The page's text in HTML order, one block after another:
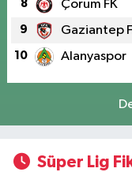
8 Çorum FK
9 Gaziantep
10 Alanyaspor
Süper Lig